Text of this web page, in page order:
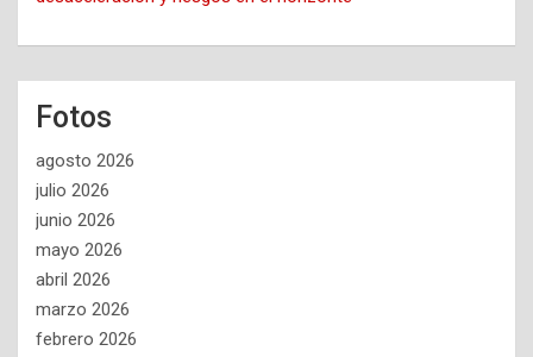
Fotos
agosto 2026
julio 2026
junio 2026
mayo 2026
abril 2026
marzo 2026
febrero 2026